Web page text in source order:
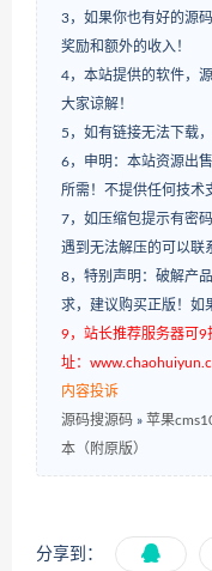
3，如果你也有好的源
奖励和额外的收入！
4，本站提供的软件，
大家谅解！
5，如有链接无法下载
6，申明：本站资源出
所需！不提供任何技术
7，如压缩包提示有密码
遇到无法解压的可以联
8，特别声明：破解产
求，建议购买正版！如
9，站长推荐服务器可
址：
内容投诉
源码搜源码 » 苹果
本（附原版）
分享到：